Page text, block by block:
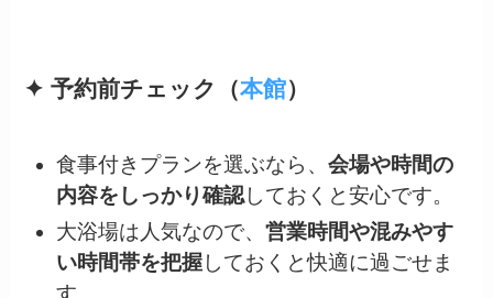
✦ 予約前チェック（本館）
食事付きプランを選ぶなら、 会場や時間の
内容をしっかり確認しておくと安心です。
大浴場は人気なので、 営業時間や混みやす
い時間帯を把握しておくと快適に過ごせま
す。